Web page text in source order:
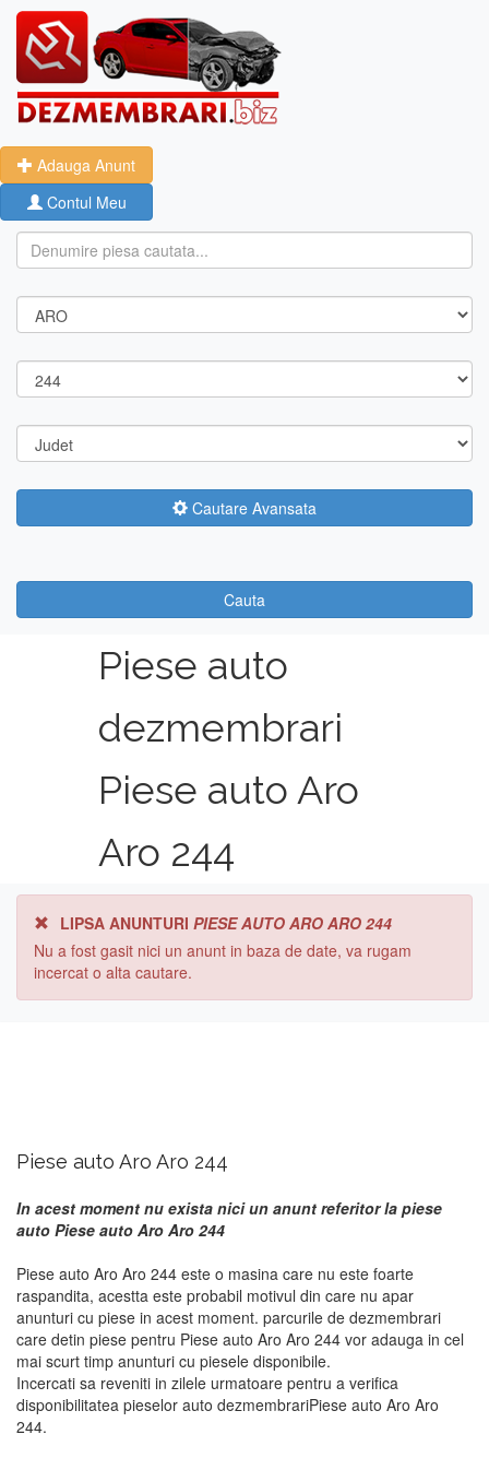
Adauga Anunt
Contul Meu
Cautare Avansata
Cauta
Piese auto
dezmembrari
Piese auto Aro
Aro 244
LIPSA ANUNTURI PIESE AUTO ARO ARO 244
Nu a fost gasit nici un anunt in baza de date, va rugam
incercat o alta cautare.
Piese auto Aro Aro 244
In acest moment nu exista nici un anunt referitor la piese
auto Piese auto Aro Aro 244
Piese auto Aro Aro 244 este o masina care nu este foarte
raspandita, acestta este probabil motivul din care nu apar
anunturi cu piese in acest moment. parcurile de dezmembrari
care detin piese pentru Piese auto Aro Aro 244 vor adauga in cel
mai scurt timp anunturi cu piesele disponibile.
Incercati sa reveniti in zilele urmatoare pentru a verifica
disponibilitatea pieselor auto dezmembrariPiese auto Aro Aro
244.